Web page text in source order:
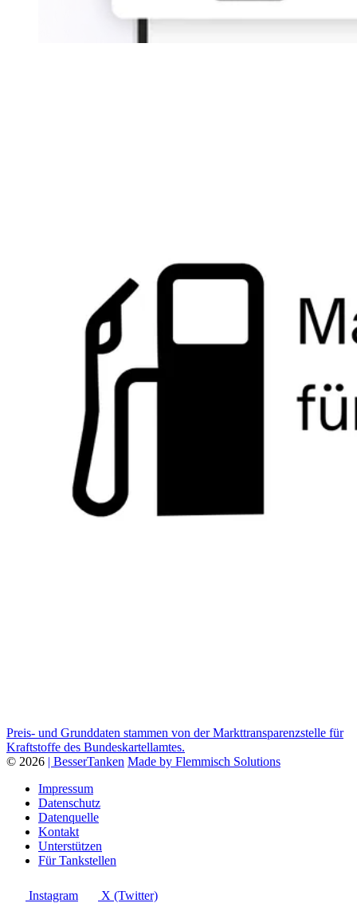
Preis- und Grunddaten stammen von der Markttransparenzstelle für
Kraftstoffe des Bundeskartellamtes.
© 2026 | BesserTanken Made by Flemmisch Solutions
Impressum
Datenschutz
Datenquelle
Kontakt
Unterstützen
Für Tankstellen
Instagram X (Twitter)